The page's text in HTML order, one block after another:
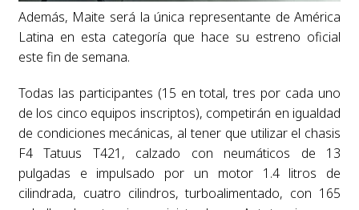
Además, Maite será la única representante de América
Latina en esta categoría que hace su estreno oficial
este fin de semana.
Todas las participantes (15 en total, tres por cada uno
de los cinco equipos inscriptos), competirán en igualdad
de condiciones mecánicas, al tener que utilizar el chasis
F4 Tatuus T421, calzado con neumáticos de 13
pulgadas e impulsado por un motor 1.4 litros de
cilindrada, cuatro cilindros, turboalimentado, con 165